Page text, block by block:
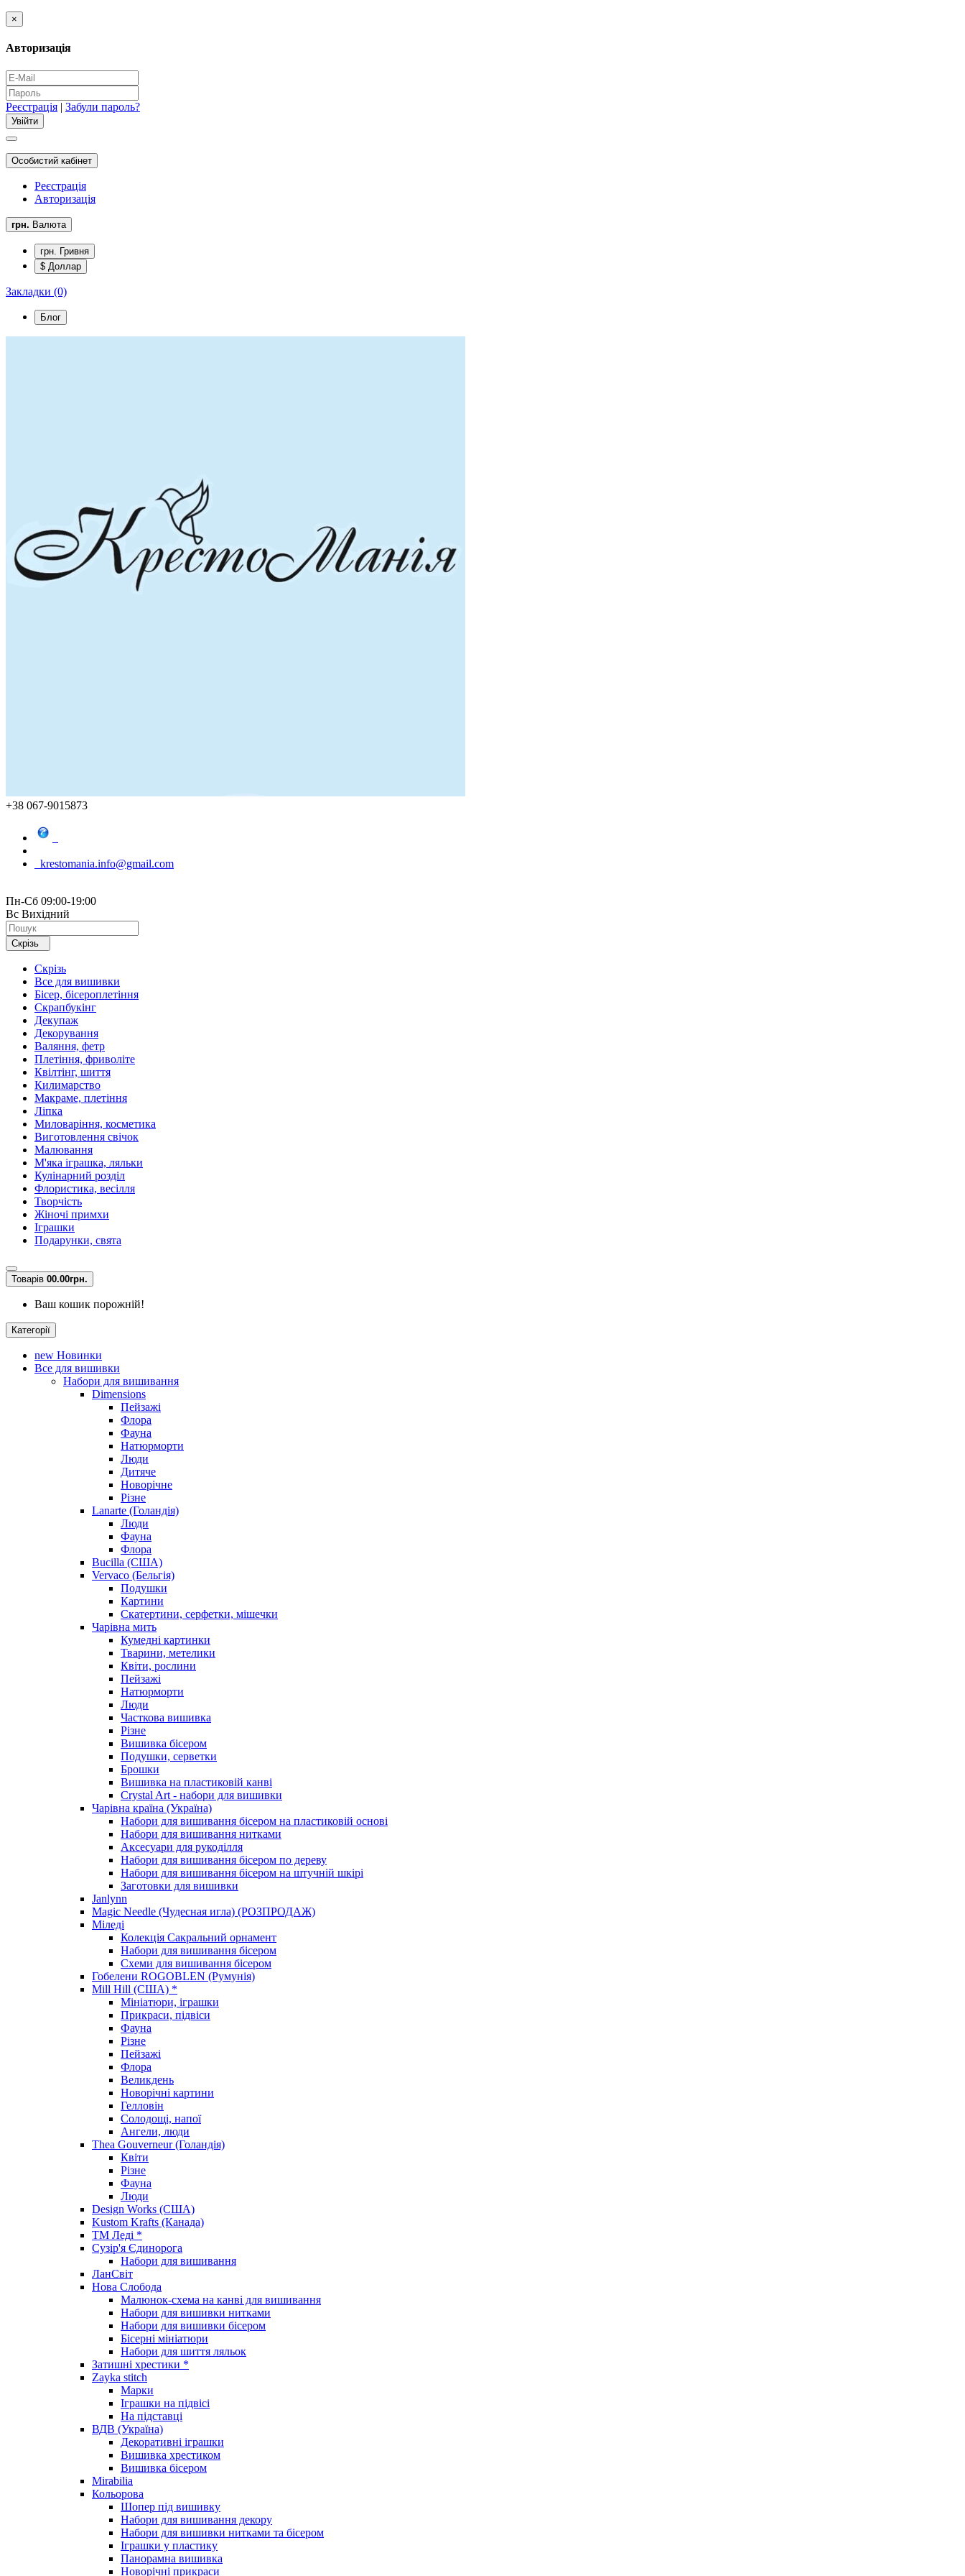
×
Авторизація
Реєстрація | Забули пароль?
Особистий кабінет
Реєстрація
Авторизація
грн. Валюта
грн. Гривня
$ Доллар
Закладки (0)
Блог
+38 067-9015873
krestomania.info@gmail.com
Пн-Сб 09:00-19:00
Вс Вихідний
Скрізь
Скрізь
Все для вишивки
Бісер, бісероплетіння
Скрапбукінг
Декупаж
Декорування
Валяння, фетр
Плетіння, фриволіте
Квілтінг, шиття
Килимарство
Макраме, плетіння
Ліпка
Миловаріння, косметика
Виготовлення свічок
Малювання
М'яка іграшка, ляльки
Кулінарний розділ
Флористика, весілля
Творчість
Жіночі примхи
Іграшки
Подарунки, свята
Товарів 00.00грн.
Ваш кошик порожній!
Категорії
new Новинки
Все для вишивки
Набори для вишивання
Dimensions
Пейзажі
Флора
Фауна
Натюрморти
Люди
Дитяче
Новорічне
Різне
Lanarte (Голандія)
Люди
Фауна
Флора
Bucilla (США)
Vervaco (Бельгія)
Подушки
Картини
Скатертини, серфетки, мішечки
Чарiвна мить
Кумедні картинки
Тварини, метелики
Квіти, рослини
Пейзажі
Натюрморти
Люди
Часткова вишивка
Різне
Вишивка бісером
Подушки, серветки
Брошки
Вишивка на пластиковій канві
Crystal Art - набори для вишивки
Чарівна країна (Україна)
Набори для вишивання бісером на пластиковій основі
Набори для вишивання нитками
Аксесуари для рукоділля
Набори для вишивання бісером по дереву
Набори для вишивання бісером на штучній шкірі
Заготовки для вишивки
Janlynn
Magic Needle (Чудесная игла) (РОЗПРОДАЖ)
Міледі
Колекція Сакральний орнамент
Набори для вишивання бісером
Схеми для вишивання бісером
Гобелени ROGOBLEN (Румунія)
Mill Hill (США) *
Мініатюри, іграшки
Прикраси, підвіси
Фауна
Різне
Пейзажі
Флора
Великдень
Новорічні картини
Гелловін
Солодощі, напої
Ангели, люди
Thea Gouverneur (Голандія)
Квіти
Різне
Фауна
Люди
Design Works (США)
Kustom Krafts (Канада)
ТМ Леді *
Сузір'я Єдинорога
Набори для вишивання
ЛанСвіт
Нова Слобода
Малюнок-схема на канві для вишивання
Набори для вишивки нитками
Набори для вишивки бісером
Бісерні мініатюри
Набори для шиття ляльок
Затишні хрестики *
Zayka stitch
Марки
Іграшки на підвісі
На підставці
ВДВ (Україна)
Декоративні іграшки
Вишивка хрестиком
Вишивка бісером
Mirabilia
Кольорова
Шопер під вишивку
Набори для вишивання декору
Набори для вишивки нитками та бісером
Іграшки у пластику
Панорамна вишивка
Новорічні прикраси